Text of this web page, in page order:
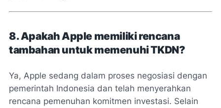
8. Apakah Apple memiliki rencana
tambahan untuk memenuhi TKDN?
Ya, Apple sedang dalam proses negosiasi dengan
pemerintah Indonesia dan telah menyerahkan
rencana pemenuhan komitmen investasi. Selain